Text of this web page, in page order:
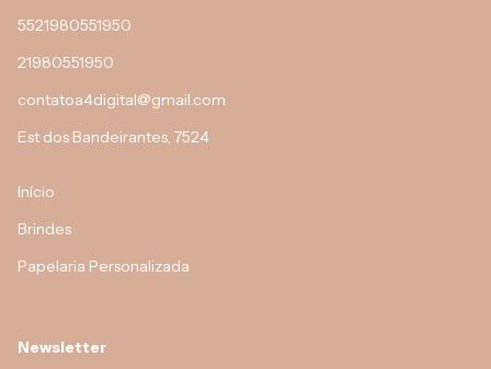
5521980551950
21980551950
contatoa4digital@gmail.com
Est dos Bandeirantes, 7524
Início
Brindes
Papelaria Personalizada
Newsletter